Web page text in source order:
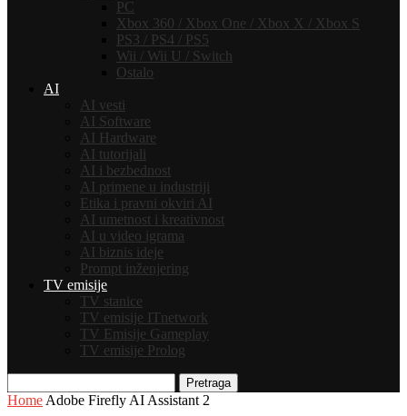
PC
Xbox 360 / Xbox One / Xbox X / Xbox S
PS3 / PS4 / PS5
Wii / Wii U / Switch
Ostalo
AI
AI vesti
AI Software
AI Hardware
AI tutorijali
AI i bezbednost
AI primene u industriji
Etika i pravni okviri AI
AI umetnost i kreativnost
AI u video igrama
AI biznis ideje
Prompt inženjering
TV emisije
TV stanice
TV emisije ITnetwork
TV Emisije Gameplay
TV emisije Prolog
Pretraga
Home Adobe Firefly AI Assistant 2